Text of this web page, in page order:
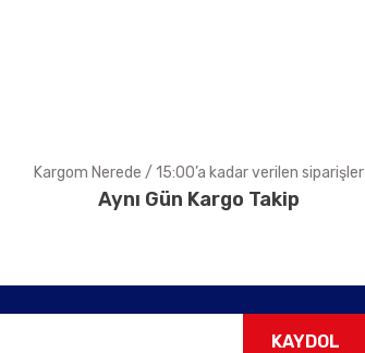
Kargom Nerede / 15:00’a kadar verilen siparişler
Aynı Gün Kargo Takip
KAYDOL